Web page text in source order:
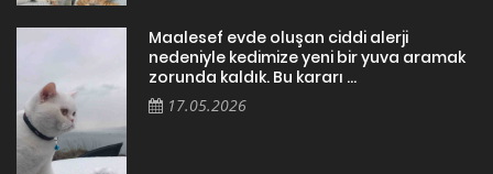
Maalesef evde oluşan ciddi alerji
nedeniyle kedimize yeni bir yuva aramak
zorunda kaldık. Bu kararı ...
17.05.2026